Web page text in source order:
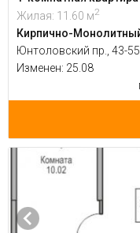
Жилая: 11.60 м2
Кирпично-
Юнтоловский пр., 43-55
Изменен: 25.08